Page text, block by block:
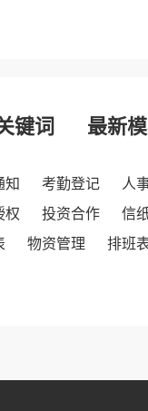
键词 最新
知 考勤登记
人
权 投资合作
信
物资管理
排班